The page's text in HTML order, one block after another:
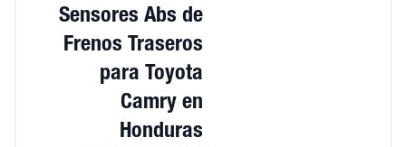
Sensores Abs de
Frenos Traseros
para Toyota
Camry en
Honduras